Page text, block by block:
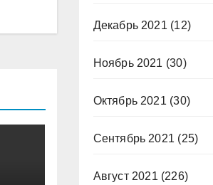
Декабрь 2021 (12)
Ноябрь 2021 (30)
Октябрь 2021 (30)
Сентябрь 2021 (25)
Август 2021 (226)